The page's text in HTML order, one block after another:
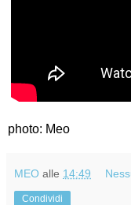
photo: Meo
MEO alle 14:49
Condividi